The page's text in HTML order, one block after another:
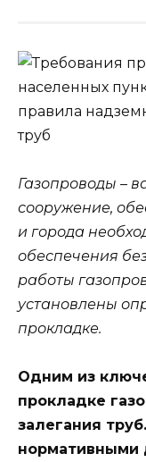
Газопроводы –
сооружение,
и города
обеспечения
работы
установлены
прокладке.
Одним из
прокладке
залегания
нормативными